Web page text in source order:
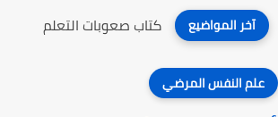
آخر المواضيع كتاب صعوبات التعلم
علم النفس المرضي